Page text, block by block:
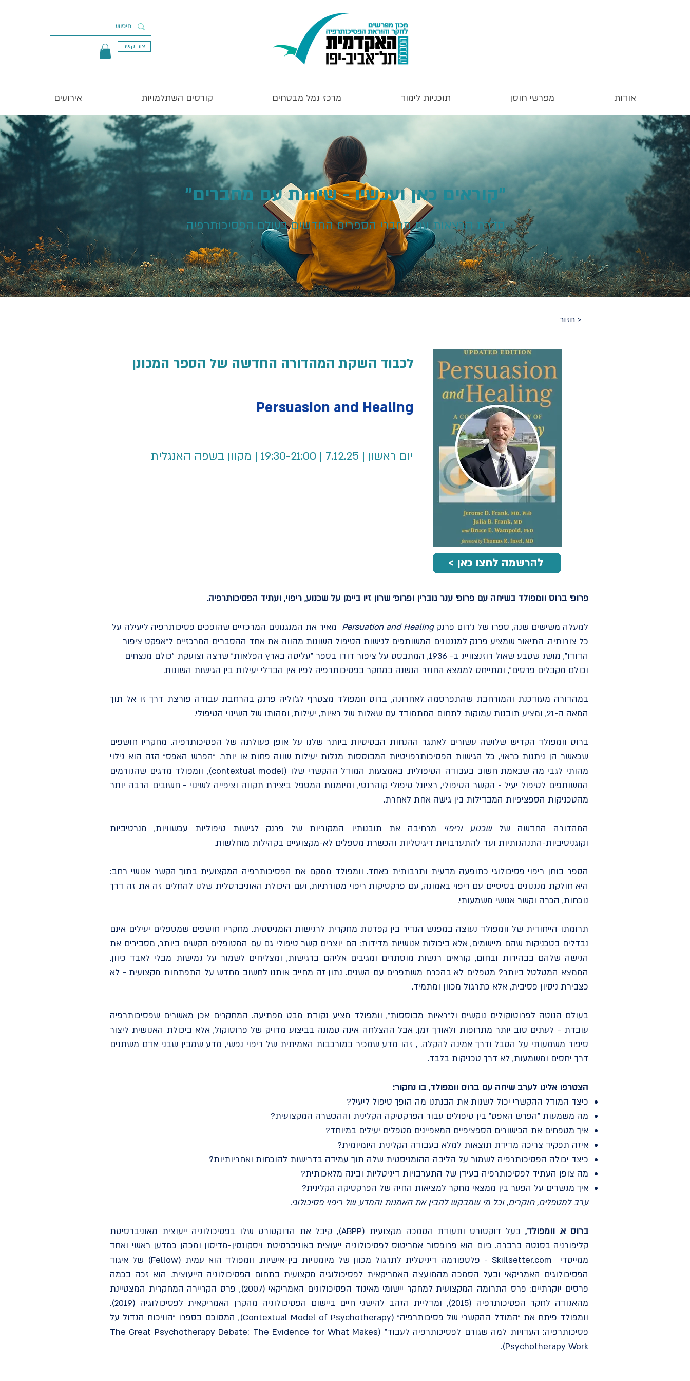
צור קשר
אודות מפרשי חוסן תוכניות לימוד מרכז נמל מבטחים קורסים השתלמויות אירועים
קוראים כאן ועכשיו - שיחות עם מחברים
בעריכת והנחיית פרופ׳ ענר גוברין וד״ר שרון זיו ביימן
< חזור
לכבוד השקת המהדורה החדשה של הספר המכונן
Persuasion and Healing
יום ראשון | 7.12.25 | 19:30-21:00 | מקוון בשפה האנגלית
< להרשמה לחצו כאן
פרופ' ברוס וומפולד בשיחה עם פרופ' ענר גוברין ופרופ׳ שרון זיו ביימן על שכנוע, ריפוי, ועתיד הפסיכותרפיה.
למעלה משישים שנה, ספרו של ג'רום פרנקPersuation and Healing מאיר את המנגנונים המרכזיים שהופכים פסיכותרפיה ליעילה על
כל צורותיה. התיאור שמציע פרנק למנגנונים המשותפים לגישות הטיפול השונות מהווה את אחד ההסברים המרכזיים ל"אפקט ציפור
הדודו", מושג שטבע שאול רוזנצווייג ב- 1936, המתבסס על ציפור דודו בספר "עליסה בארץ הפלאות" שרצה וצועקת "כולם מנצחים
וכולם מקבלים פרסים", ומתייחס לממצא החוזר הנשנה במחקר בפסיכותרפיה לפיו אין הבדלי יעילות בין הגישות השונות.
במהדורה מעודכנת והמורחבת שהתפרסמה לאחרונה, ברוס וומפולד מצטרף לג'וליה פרנק בהרחבת עבודה פורצת דרך זו אל תוך
המאה ה-21, ומציע תובנות עמוקות לתחום המתמודד עם שאלות של ראיות, יעילות, ומהותו של השינוי הטיפולי.
ברוס וומפולד הקדיש שלושה עשורים לאתגר ההנחות הבסיסיות ביותר שלנו על אופן פעולתה של הפסיכותרפיה. מחקריו חושפים
שכאשר הן ניתנות כראוי, כל הגישות הפסיכותרפויטיות המבוססות מגלות יעילות שווה פחות או יותר. "הפרש האפס" הזה הוא גילוי
מהותי לגבי מה שבאמת חשוב בעבודה הטיפולית. באמצעות המודל ההקשרי שלו (contextual model), וומפולד מדגים שהגורמים
המשותפים לטיפול יעיל - הקשר הטיפולי, רציונל טיפולי קוהרנטי, ומיומנות המטפל ביצירת תקווה וציפייה לשינוי - חשובים הרבה יותר
מהטכניקות הספציפיות המבדילות בין גישה אחת לאחרת.
המהדורה החדשה שלשכנוע וריפוי מרחיבה את תובנותיו המקוריות של פרנק לגישות טיפוליות עכשוויות, מנרטיביות
וקוגניטיביות-התנהגותיות ועד להתערבויות דיגיטליות והכשרת מטפלים לא-מקצועיים בקהילות מוחלשות.
הספר בוחן ריפוי פסיכולוגי כתופעה מדעית ותרבותית כאחד. וומפולד ממקם את הפסיכותרפיה המקצועית בתוך הקשר אנושי רחב:
היא חולקת מנגנונים בסיסיים עם ריפוי באמונה, עם פרקטיקות ריפוי מסורתיות, ועם היכולת האוניברסלית שלנו להחלים זה את זה דרך
נוכחות, הכרה וקשר אנושי משמעותי.
תרומתו הייחודית של וומפולד נעוצה במפגש הנדיר בין קפדנות מחקרית לרגישות הומניסטית. מחקריו חושפים שמטפלים יעילים אינם
נבדלים בטכניקות שהם מיישמים, אלא ביכולות אנושיות מדידות: הם יוצרים קשר טיפולי גם עם המטופלים הקשים ביותר, מסבירים את
הגישה שלהם בבהירות ובחום, קוראים רגשות מוסתרים ומגיבים אליהם ברגישות, ומצליחים לשמור על גמישות מבלי לאבד כיוון.
הממצא המטלטל ביותר? מטפלים לא בהכרח משתפרים עם השנים. נתון זה מחייב אותנו לחשוב מחדש על התפתחות מקצועית - לא
כצבירת ניסיון פסיבית, אלא כתרגול מכוון ומתמיד.
בעולם הנוטה לפרוטוקולים נוקשים ול"ראיות מבוססות", וומפולד מציע נקודת מבט מפתיעה. המחקרים אכן מאשרים שפסיכותרפיה
עובדת - לעתים טוב יותר מתרופות ולאורך זמן. אבל ההצלחה אינה טמונה בביצוע מדויק של פרוטוקול, אלא ביכולת האנושית ליצור
סיפור משמעותי על הסבל ודרך אמינה להקלה. , זהו מדע שמכיר במורכבות האמיתית של ריפוי נפשי, מדע שמבין שבני אדם משתנים
דרך יחסים ומשמעות, לא דרך טכניקות בלבד.
הצטרפו אלינו לערב שיחה עם ברוס וומפולד, בו נחקור:
כיצד המודל ההקשרי יכול לשנות את הבנתנו מה הופך טיפול ליעיל?
מה משמעות "הפרש האפס" בין טיפולים עבור הפרקטיקה הקלינית וההכשרה המקצועית?
איך מטפחים את הכישורים הספציפיים המאפיינים מטפלים יעילים במיוחד?
איזה תפקיד צריכה מדידת תוצאות למלא בעבודה הקלינית היומיומית?
כיצד יכולה הפסיכותרפיה לשמור על הליבה ההומניסטית שלה תוך עמידה בדרישות להוכחות ואחריותיות?
מה צופן העתיד לפסיכותרפיה בעידן של התערבויות דיגיטליות ובינה מלאכותית?
איך מגשרים על הפער בין ממצאי מחקר למציאות החיה של הפרקטיקה הקלינית?
ערב למטפלים, חוקרים, וכל מי שמבקש להבין את האמנות והמדע של ריפוי פסיכולוגי.
ברוס א. וומפולד,
בעל דוקטורט ותעודת הסמכה מקצועית (ABPP), קיבל את הדוקטורט שלו בפסיכולוגיה ייעוצית מאוניברסיטת
קליפורניה בסנטה ברברה. כיום הוא פרופסור אמריטוס לפסיכולוגיה ייעוצית באוניברסיטת ויסקונסין-מדיסון ומכהן כמדען ראשי ואחד
ממייסדי Skillsetter.com - פלטפורמה דיגיטלית לתרגול מכוון של מיומנויות בין-אישיות. וומפולד הוא עמית (Fellow) של איגוד
הפסיכולוגים האמריקאי ובעל הסמכה מהמועצה האמריקאית לפסיכולוגיה מקצועית בתחום הפסיכולוגיה הייעוצית. הוא זכה בכמה
פרסים יוקרתיים: פרס התרומה המקצועית למחקר יישומי מאיגוד הפסיכולוגים האמריקאי (2007), פרס הקריירה המחקרית המצטיינת
מהאגודה לחקר הפסיכותרפיה (2015), ומדליית הזהב להישגי חיים ביישום הפסיכולוגיה מהקרן האמריקאית לפסיכולוגיה (2019).
וומפולד פיתח את "המודל ההקשרי של פסיכותרפיה" (Contextual Model of Psychotherapy), המסוכם בספרו "הוויכוח הגדול על
פסיכותרפיה: העדויות למה שגורם לפסיכותרפיה לעבוד" (The Great Psychotherapy Debate: The Evidence for What Makes
Psychotherapy Work).
"קוראים כאן ועכשיו - שיחות עם מחברים"
סדרת הרצאות עם מחברי הספרים החדשים בעולם הפסיכותרפיה